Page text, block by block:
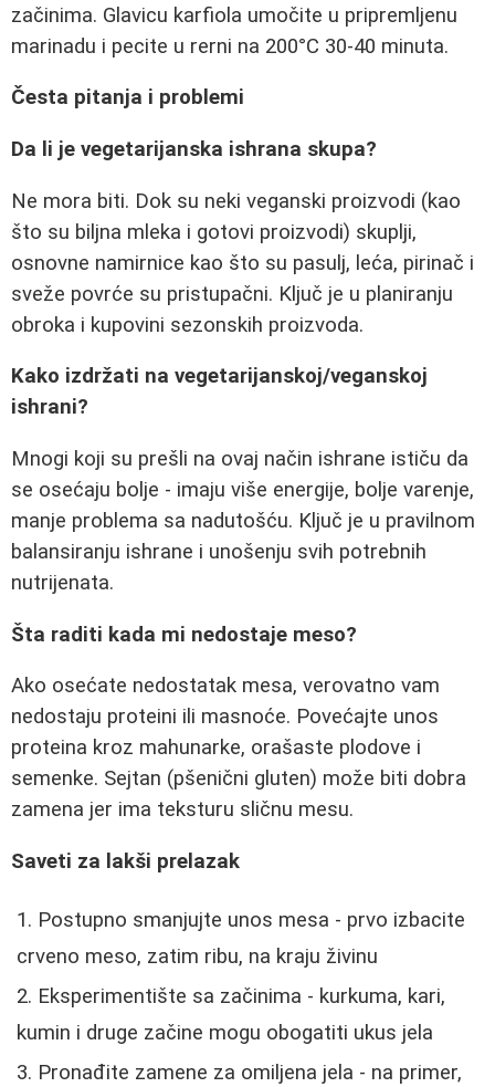
začinima. Glavicu karfiola umočite u pripremljenu
marinadu i pecite u rerni na 200°C 30-40 minuta.
Česta pitanja i problemi
Da li je vegetarijanska ishrana skupa?
Ne mora biti. Dok su neki veganski proizvodi (kao
što su biljna mleka i gotovi proizvodi) skuplji,
osnovne namirnice kao što su pasulj, leća, pirinač i
sveže povrće su pristupačni. Ključ je u planiranju
obroka i kupovini sezonskih proizvoda.
Kako izdržati na vegetarijanskoj/veganskoj
ishrani?
Mnogi koji su prešli na ovaj način ishrane ističu da
se osećaju bolje - imaju više energije, bolje varenje,
manje problema sa nadutošću. Ključ je u pravilnom
balansiranju ishrane i unošenju svih potrebnih
nutrijenata.
Šta raditi kada mi nedostaje meso?
Ako osećate nedostatak mesa, verovatno vam
nedostaju proteini ili masnoće. Povećajte unos
proteina kroz mahunarke, orašaste plodove i
semenke. Sejtan (pšenični gluten) može biti dobra
zamena jer ima teksturu sličnu mesu.
Saveti za lakši prelazak
Postupno smanjujte unos mesa - prvo izbacite
crveno meso, zatim ribu, na kraju živinu
Eksperimentište sa začinima - kurkuma, kari,
kumin i druge začine mogu obogatiti ukus jela
Pronađite zamene za omiljena jela - na primer,